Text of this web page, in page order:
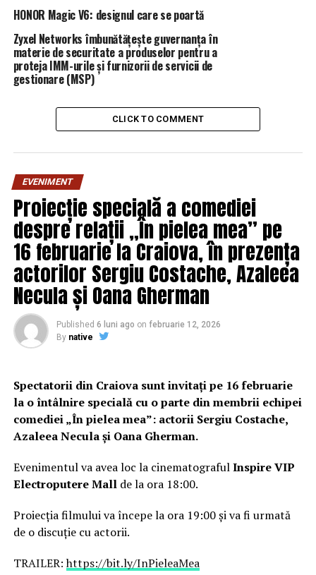
HONOR Magic V6: designul care se poartă
Zyxel Networks îmbunătățește guvernanța în
materie de securitate a produselor pentru a
proteja IMM-urile și furnizorii de servicii de
gestionare (MSP)
CLICK TO COMMENT
EVENIMENT
Proiecție specială a comediei
despre relații „În pielea mea” pe
16 februarie la Craiova, în prezența
actorilor Sergiu Costache, Azaleea
Necula și Oana Gherman
Published 6 luni ago on februarie 12, 2026
By native
Spectatorii din Craiova sunt invitați pe 16 februarie
la o întâlnire specială cu o parte din membrii echipei
comediei „În pielea mea”: actorii Sergiu Costache,
Azaleea Necula și Oana Gherman.
Evenimentul va avea loc la cinematografulInspire VIP
Electroputere Mall de la ora 18:00.
Proiecția filmului va începe la ora 19:00 și va fi urmată
de o discuție cu actorii.
TRAILER:https://bit.ly/InPieleaMea